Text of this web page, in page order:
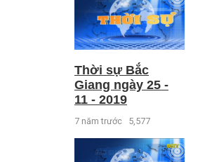
Thời sự Bắc
Giang ngày 25 -
11 - 2019
7 năm trước 5,577